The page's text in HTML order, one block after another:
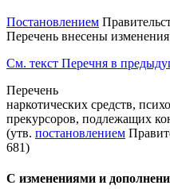
Постановлением
Перечень внесены изменения
См. текст Перечня в
Перечень
наркотических средств,
прекурсоров, подлежащих
(утв. постановлением
681)
С изменениями и